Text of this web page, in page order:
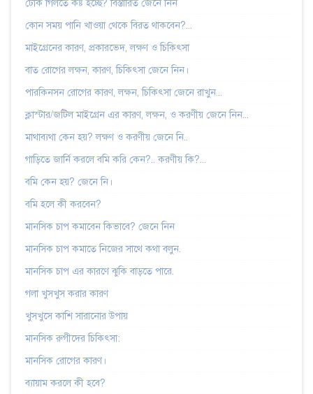
ঢোক গিলতে কষ্ট হচ্ছে? বিস্তারিত জেনে নিন
কোন সময় পানি খাওয়া থেকে বিরত থাকবেন?...
মাইগ্রেনের কারণ, প্রকারভেদ, লক্ষণ ও চিকিৎসা
বাত রোগের লক্ষন, কারণ, চিকিৎসা জেনে নিন।
পারকিনসন রোগের কারণ, লক্ষন, চিকিৎসা জেনে রাখুন...
ক্লাস্টার/জটিল মাইগ্রেন এর কারণ, লক্ষন, ও করণীয় জেনে নিন...
মাথাব্যথা কেন হয়? লক্ষণ ও করণীয় জেনে নি..
গাড়িতে জার্নি করলে বমি করি কেন?.. করণীয় কি?...
বমি কেন হয়? জেনে নি।
বমি হলে কী করবেন?
মানসিক চাপ কমাবেন কিভাবে? জেনে নিন
মানসিক চাপ কমাতে নিজের সাথে কথা বলুন.
মানসিক চাপ এর কারণে ঝুকি বাড়তে পারে.
গলা খুসখুস করার কারণ
খুসখুসে কাশি সারানোর উপায়
মানসিক রুগীদের চিকিৎসা:
মানসিক রোগের কারণ।
ব্যায়াম করলে কী হবে?